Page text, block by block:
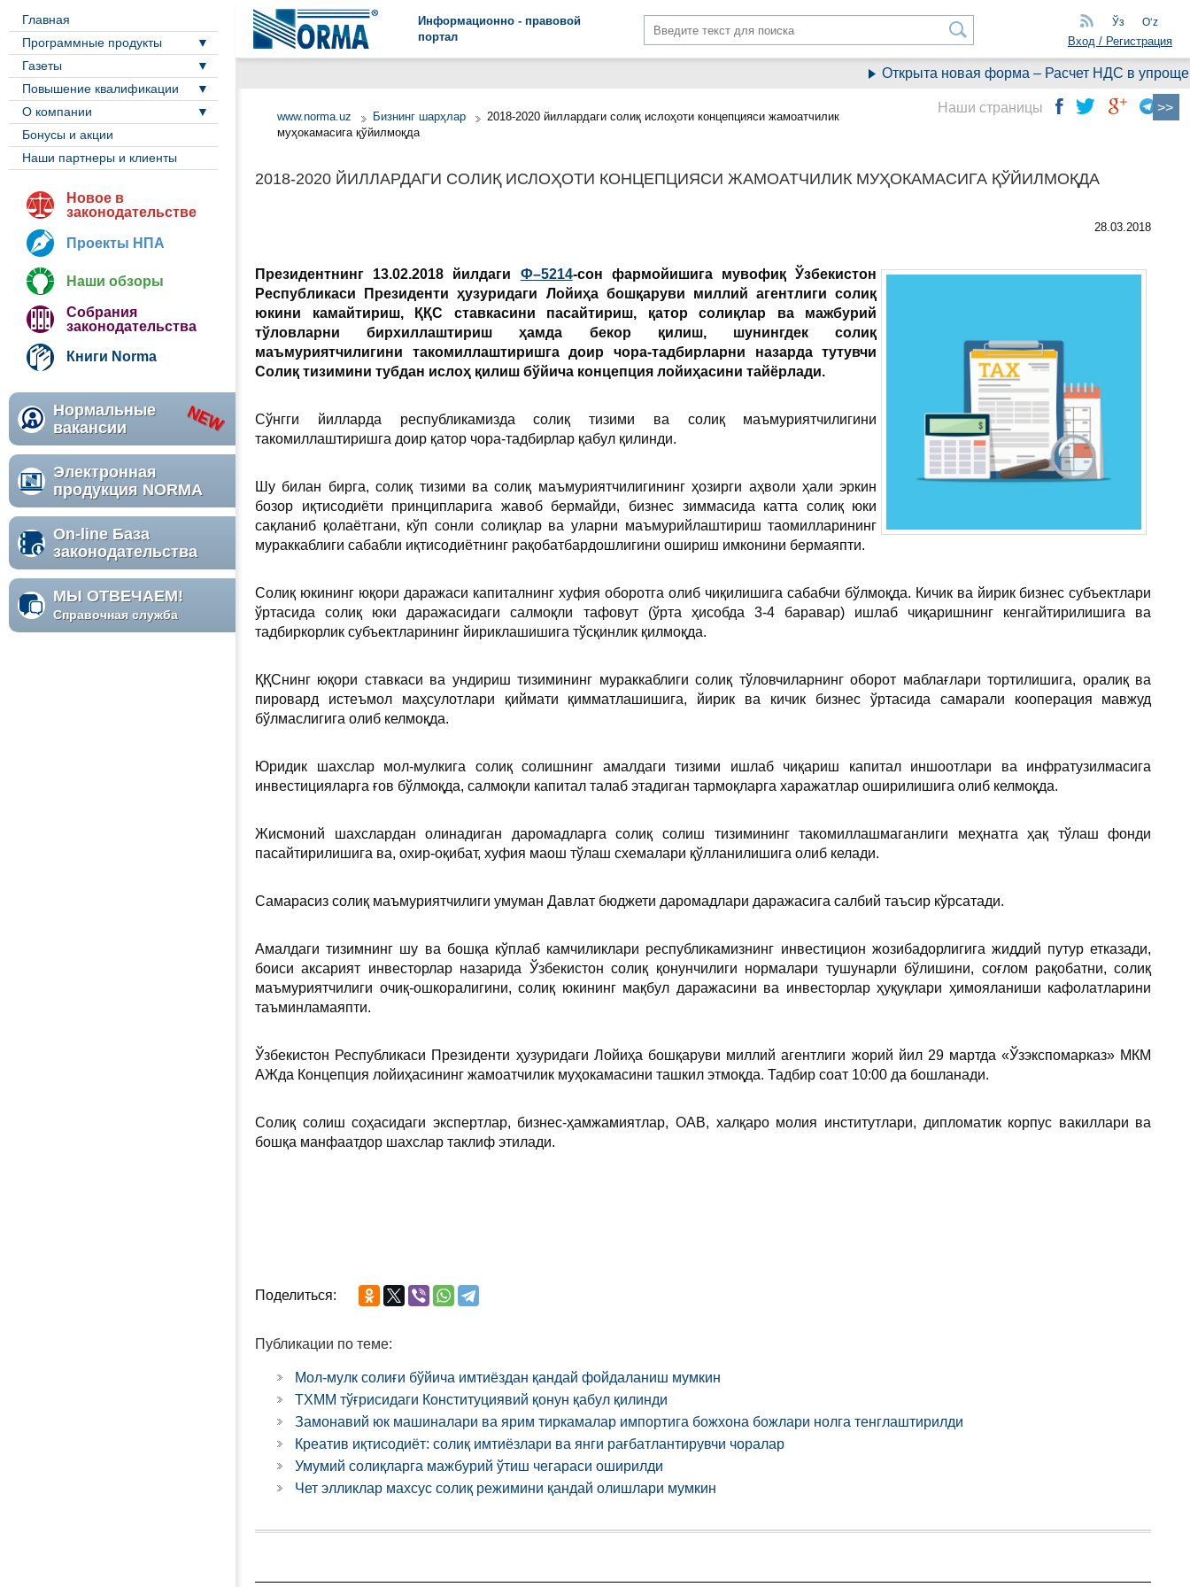
Информационно - правовой
портал
Ўз Oʻz
Вход / Регистрация
Главная
Программные продукты
Газеты
Повышение квалификации
О компании
Бонусы и акции
Наши партнеры и клиенты
Новое в
законодательстве
Проекты НПА
Наши обзоры
Собрания
законодательства
Книги Norma
Нормальные
вакансии
Электронная
продукция NORMA
On-line База
законодательства
МЫ ОТВЕЧАЕМ!
Справочная служба
Открыта новая форма – Расчет НДС в
www.norma.uz Бизнинг шарҳлар
2018-2020 йиллардаги солиқ ислоҳоти концепцияси жамоатчилик
муҳокамасига қўйилмоқда
2018-2020 ЙИЛЛАРДАГИ СОЛИҚ ИСЛОҲОТИ КОНЦЕПЦИЯСИ ЖАМОАТЧИЛИК МУҲОКАМАСИГА ҚЎЙИЛМОҚДА
28.03.2018
Президентнинг 13.02.2018 йилдаги Ф–5214-сон фармойишига мувофиқЎзбекистон
Республикаси Президенти ҳузуридаги Лойиҳа бошқаруви миллий агентлиги солиқ
юкини камайтириш, ҚҚС ставкасини пасайтириш, қатор солиқлар ва мажбурий
тўловларни бирхиллаштириш ҳамда бекор қилиш, шунингдек солиқ
маъмуриятчилигини такомиллаштиришга доир чора-тадбирларни назарда тутувчи
Солиқ тизимини тубдан ислоҳ қилиш бўйича концепция лойиҳасини тайёрлади.
Сўнгги йилларда республикамизда солиқ тизими ва солиқ маъмуриятчилигини
такомиллаштиришга доир қатор чора-тадбирлар қабул қилинди.
Шу билан бирга, солиқ тизими ва солиқ маъмуриятчилигининг ҳозирги аҳволи ҳали эркин
бозор иқтисодиёти принципларига жавоб бермайди, бизнес зиммасида катта солиқ юки
сақланиб қолаётгани, кўп сонли солиқлар ва уларни маъмурийлаштириш таомилларининг
мураккаблиги сабабли иқтисодиётнинг рақобатбардошлигини ошириш имконини бермаяпти.
Солиқ юкининг юқори даражаси капиталнинг хуфия оборотга олиб чиқилишига сабабчи бўлмоқда. Кичик ва йирик бизнес субъектлари
ўртасида солиқ юки даражасидаги салмоқли тафовут (ўрта ҳисобда 3-4 баравар) ишлаб чиқаришнинг кенгайтирилишига ва
тадбиркорлик субъектларининг йириклашишига тўсқинлик қилмоқда.
ҚҚСнинг юқори ставкаси ва ундириш тизимининг мураккаблиги солиқ тўловчиларнинг оборот маблағлари тортилишига, оралиқ ва
пировард истеъмол маҳсулотлари қиймати қимматлашишига, йирик ва кичик бизнес ўртасида самарали кооперация мавжуд
бўлмаслигига олиб келмоқда.
Юридик шахслар мол-мулкига солиқ солишнинг амалдаги тизими ишлаб чиқариш капитал иншоотлари ва инфратузилмасига
инвестицияларга ғов бўлмоқда, салмоқли капитал талаб этадиган тармоқларга харажатлар оширилишига олиб келмоқда.
Жисмоний шахслардан олинадиган даромадларга солиқ солиш тизимининг такомиллашмаганлиги меҳнатга ҳақ тўлаш фонди
пасайтирилишига ва, охир-оқибат, хуфия маош тўлаш схемалари қўлланилишига олиб келади.
Самарасиз солиқ маъмуриятчилиги умуман Давлат бюджети даромадлари даражасига салбий таъсир кўрсатади.
Амалдаги тизимнинг шу ва бошқа кўплаб камчиликлари республикамизнинг инвестицион жозибадорлигига жиддий путур етказади,
боиси аксарият инвесторлар назарида Ўзбекистон солиқ қонунчилиги нормалари тушунарли бўлишини, соғлом рақобатни, солиқ
маъмуриятчилиги очиқ-ошкоралигини, солиқ юкининг мақбул даражасини ва инвесторлар ҳуқуқлари ҳимояланиши кафолатларини
таъминламаяпти.
Ўзбекистон Республикаси Президенти ҳузуридаги Лойиҳа бошқаруви миллий агентлиги жорий йил 29 мартда «Ўзэкспомарказ» МКМ
АЖда Концепция лойиҳасининг жамоатчилик муҳокамасини ташкил этмоқда. Тадбир соат 10:00 да бошланади.
Солиқ солиш соҳасидаги экспертлар, бизнес-ҳамжамиятлар, ОАВ, халқаро молия институтлари, дипломатик корпус вакиллари ва
бошқа манфаатдор шахслар таклиф этилади.
Поделиться:
Публикации по теме:
Мол-мулк солиғи бўйича имтиёздан қандай фойдаланиш мумкин
ТХММ тўғрисидаги Конституциявий қонун қабул қилинди
Замонавий юк машиналари ва ярим тиркамалар импортига божхона божлари нолга тенглаштирилди
Креатив иқтисодиёт: солиқ имтиёзлари ва янги рағбатлантирувчи чоралар
Умумий солиқларга мажбурий ўтиш чегараси оширилди
Чет элликлар махсус солиқ режимини қандай олишлари мумкин
Наши страницы